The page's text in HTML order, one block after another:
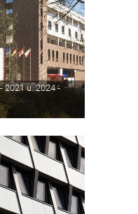
2021 u. 2024 -